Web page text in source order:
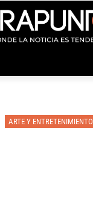
ARTE Y ENTRETENIMIENTO